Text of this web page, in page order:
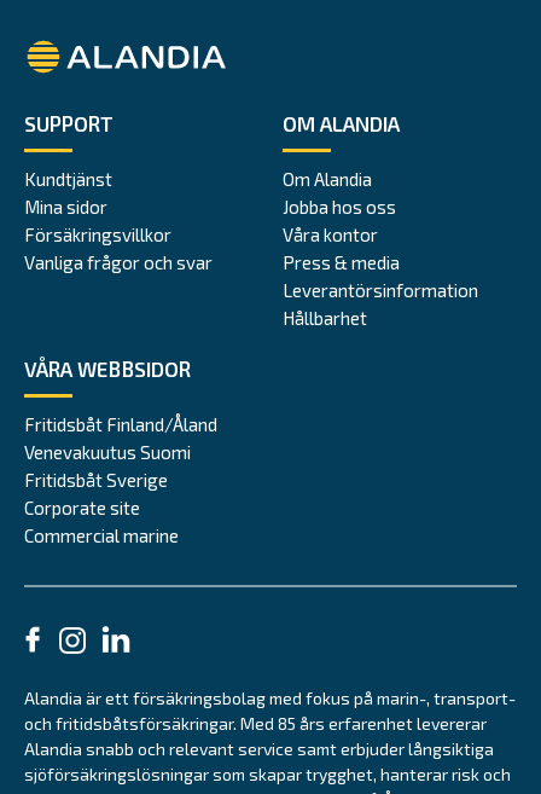
Alandia
SUPPORT
Kundtjänst
Mina sidor
Försäkringsvillkor
Vanliga frågor och svar
OM ALANDIA
Om Alandia
Jobba hos oss
Våra kontor
Press & media
Leverantörsinformation
Hållbarhet
VÅRA WEBBSIDOR
Fritidsbåt Finland/Åland
Venevakuutus Suomi
Fritidsbåt Sverige
Corporate site
Commercial marine
Alandia är ett försäkringsbolag med fokus på marin-, transport-
och fritidsbåtsförsäkringar. Med 85 års erfarenhet levererar
Alandia snabb och relevant service samt erbjuder långsiktiga
sjöförsäkringslösningar som skapar trygghet, hanterar risk och